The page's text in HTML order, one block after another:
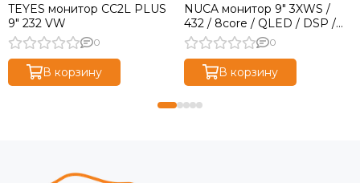
TEYES монитор CC2L PLUS
9" 232 VW
0
В корзину
NUCA монитор 9" 3XWS /
432 / 8core / QLED / DSP /
4G
0
В корзину